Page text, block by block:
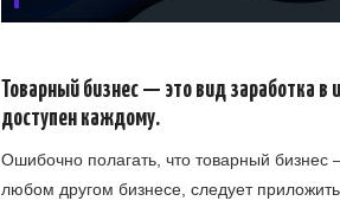
Товарный бизнес — это вид заработка
доступен каждому.
Ошибочно полагать, что товарный бизнес
любом другом бизнесе, следует